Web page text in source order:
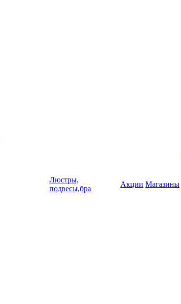
Люстры,
подвесы,бра
Акции Магазины